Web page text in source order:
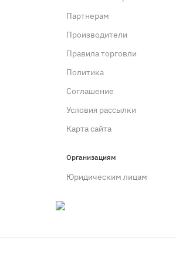
Партнерам
Производители
Правила торговли
Политика
Cоглашение
Условия рассылки
Карта сайта
Организациям
Юридическим лицам